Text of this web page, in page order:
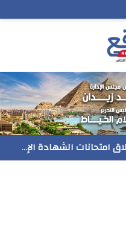
مدير تعليم البحر الاحمر يتابع انطلاق امتحانات الشهادة الإعدادية ويؤكد: الانضباط